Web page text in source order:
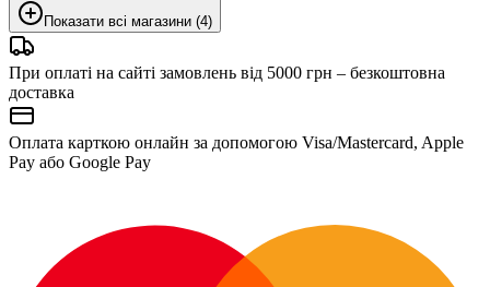
Показати всі магазини (4)
При оплаті на сайті замовлень від 5000 грн – безкоштовна
доставка
Оплата карткою онлайн за допомогою Visa/Mastercard, Apple
Pay або Google Pay